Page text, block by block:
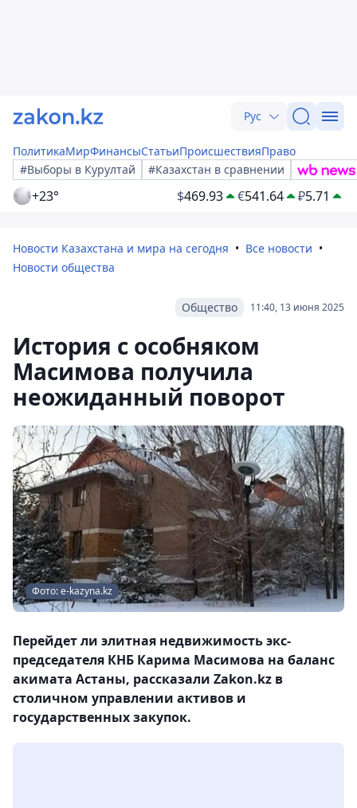
Рус
ПолитикаМирФинансыСтатьиПроисшествияПраво
#Выборы в Курултай
#Казахстан в сравнении
+23° $469.93 €541.64 ₽5.71
Новости Казахстана и мира на сегодня
Все новости
Новости общества
11:40, 13 июня 2025
Общество
История с особняком
Масимова получила
неожиданный поворот
Фото: e-kazyna.kz
Перейдет ли элитная недвижимость экс-
председателя КНБ Карима Масимова на баланс
акимата Астаны, рассказали Zakon.kz в
столичном управлении активов и
государственных закупок.